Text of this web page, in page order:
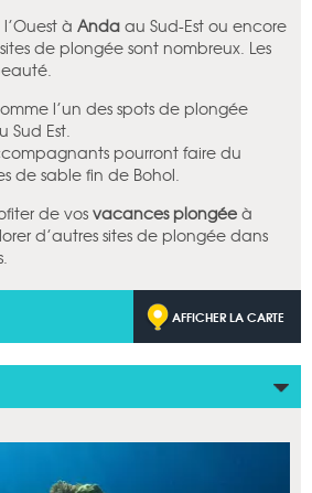
à Anda au Sud-Est ou encore
de plongée sont nombreux. Les
l’un des spots de plongée
Sud Est.
pourront faire du
de sable fin de Bohol.
de vos vacances plongée à
d’autres sites de plongée dans
AFFICHER LA CARTE